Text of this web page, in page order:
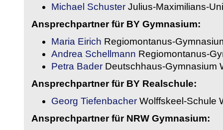
Michael Schuster Julius-Maximilians-
Ansprechpartner für BY Gymnasium:
Maria Eirich Regiomontanus-
Andrea Schellmann Regiomontanus-
Petra Bader Deutschhaus-Gymnasium
Ansprechpartner für BY Realschule:
Georg Tiefenbacher Wolffskeel-Schule
Ansprechpartner für NRW Gymnasium: